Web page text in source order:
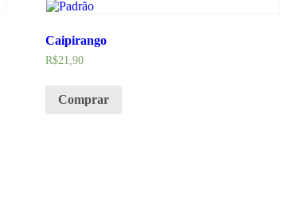
Caipirango
R$21,90
Comprar